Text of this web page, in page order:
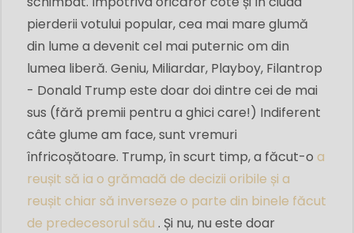
pierderii votului popular, cea mai mare glumă
din lume a devenit cel mai puternic om din
lumea liberă. Geniu, Miliardar, Playboy, Filantrop
- Donald Trump este doar doi dintre cei de mai
sus (fără premii pentru a ghici care!) Indiferent
câte glume am face, sunt vremuri
înfricoșătoare. Trump, în scurt timp, a făcut-o a
reușit să ia o grămadă de decizii oribile și a
reușit chiar să inverseze o parte din binele făcut
de predecesorul său . Și nu, nu este doar